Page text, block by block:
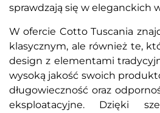
sprawdzają się w eleganckich
W ofercie Cotto Tuscania
klasycznym, ale również te,
design z elementami
wysoką jakość swoich
długowieczność oraz
eksploatacyjne. Dzięki